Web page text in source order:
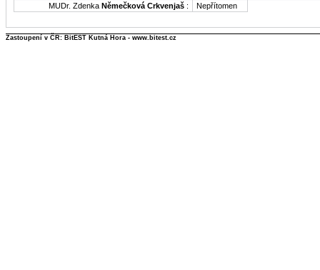
MUDr. Zdenka Němečková Crkvenjaš : Nepřítomen
Zastoupení v ČR: BitEST Kutná Hora - www.bitest.cz